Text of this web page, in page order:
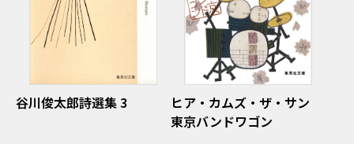
谷川俊太郎詩選集 3
ヒア・カムズ・ザ・サン
東京バンドワゴン